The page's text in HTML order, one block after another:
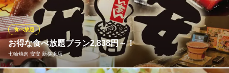
刺 野菜焼 20品 サラダ サンチュ キムチナムル 11品 ラ
イス クッパ スープ 10品 デザートアイス 1品(1人一品)
いが本舗 岸根公園店
炭火焼肉居酒屋
横浜市営地下鉄岸根公園駅 徒歩2分
神奈川県横浜市港北区篠原町1103-36 2F
お得な食べ放題プラン2,838円～！
七輪焼肉 安安 新横浜店
食べ放題